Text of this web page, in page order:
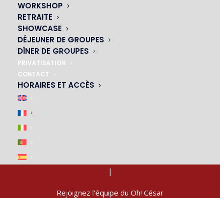
WORKSHOP
RETRAITE
SHOWCASE
DÉJEUNER DE GROUPES
DÎNER DE GROUPES
PRIVATISATION
CONTACT
HORAIRES ET ACCÈS
ACCÈS & PARKING
M4, M6, M12, M13
|
Rejoignez l’équipe du Oh! César